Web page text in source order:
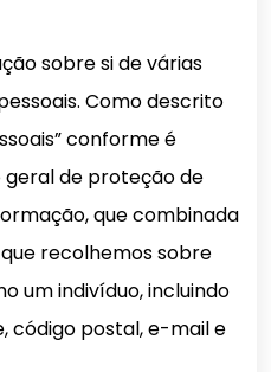
sobre si de várias
Como descrito
conforme é
de proteção de
que combinada
recolhemos sobre
um indivíduo, incluindo
código postal, e-mail e